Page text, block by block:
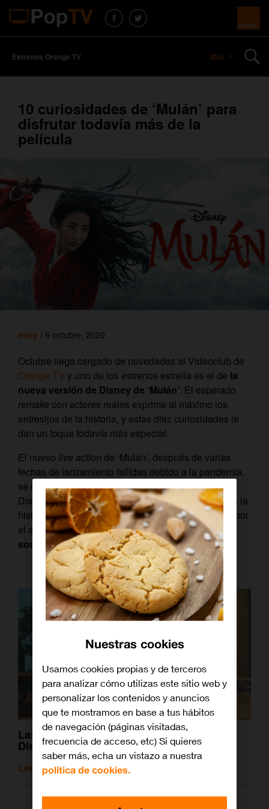
Estrenos Orange TV Más
10 curiosidades de ‘Mulán’ para
disfrutar todavía más de la
película
maty / 6 octubre, 2020
Octubre llega cargado de novedades al Videoclub de
Orange TV y uno de los estrenos estrella es el de la
nueva versión de Disney de ‘Mulán’. El esperado
remake con actores reales exprime al máximo los
entresijos de la historia, y estas diez curiosidades le
dan un toque todavía más especial.
El nuevo live action de ‘Mulán’, después de varias
fechas de lanzamiento fallidas debido a la pandemia,
se estrenó a través de la plataforma destreaming
Disney+ sin pasar por el cine. La base sigue siendo la
historia de una joven guerrera que lo arriesga todo por
el amor a su familia y su país, perocon giros y
sorpresas varias.
Las secuelas más inesperadas y locas de
Disney que quizás no hayas visto
Leer artículo relacionado
Nuestras cookies
Usamos cookies propias y de terceros
para analizar cómo utilizas este sitio web y
personalizar los contenidos y anuncios
que te mostramos en base a tus hábitos
de navegación (páginas visitadas,
frecuencia de acceso, etc) Si quieres
saber más, echa un vistazo a nuestra
política de cookies.